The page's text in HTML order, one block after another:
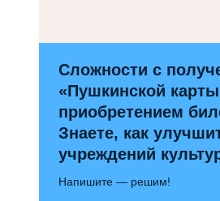
Сложности с
«Пушкинской
приобретением
Знаете, как
учреждений
Напишите — решим!